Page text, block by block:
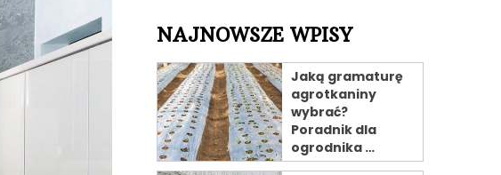
NAJNOWSZE WPISY
Jaką gramaturę
agrotkaniny
wybrać?
Poradnik dla
ogrodnika …